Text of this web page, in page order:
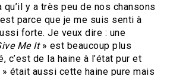
qu’il y a très peu de nos chansons
parce que je me suis senti à
forte. Je veux dire : une
Me It» est beaucoup plus
c’est de la haine à l’état pur et
» était aussi cette haine pure mais